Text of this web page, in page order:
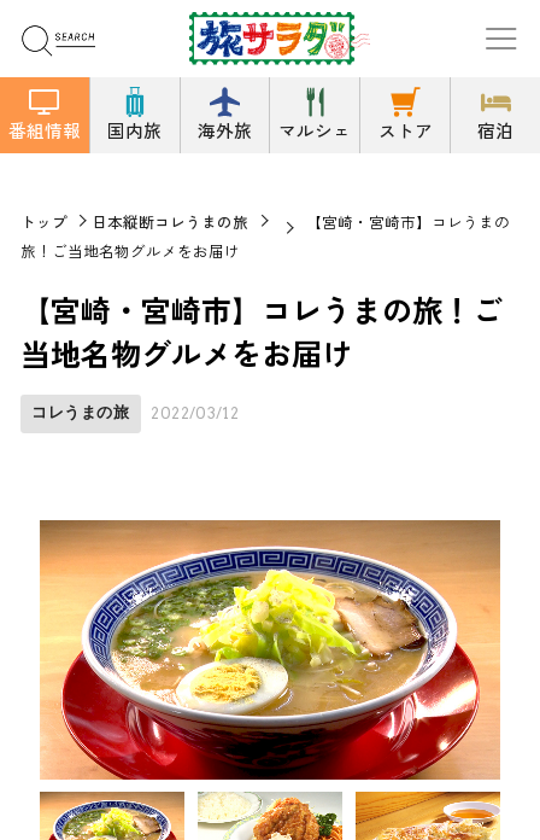
番組情報 国内旅 海外旅 マルシェ ストア 宿泊
トップ 日本縦断コレうまの旅
【宮崎・宮崎市】コレうまの
旅！ご当地名物グルメをお届け
【宮崎・宮崎市】コレうまの旅！ご
当地名物グルメをお届け
コレうまの旅 2022/03/12